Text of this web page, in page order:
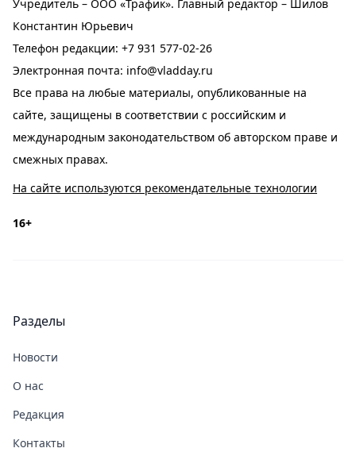
Учредитель – ООО «Трафик». Главный редактор – Шилов
Константин Юрьевич
Телефон редакции: +7 931 577-02-26
Электронная почта: info@vladday.ru
Все права на любые материалы, опубликованные на
сайте, защищены в соответствии с российским и
международным законодательством об авторском праве и
смежных правах.
На сайте используются рекомендательные технологии
16+
Разделы
Новости
О нас
Редакция
Контакты